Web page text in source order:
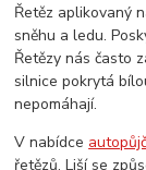
Řetěz aplikovaný
sněhu a ledu.
Řetězy nás často
silnice pokrytá
nepomáhají.
V nabídce
řetězů. Liší se